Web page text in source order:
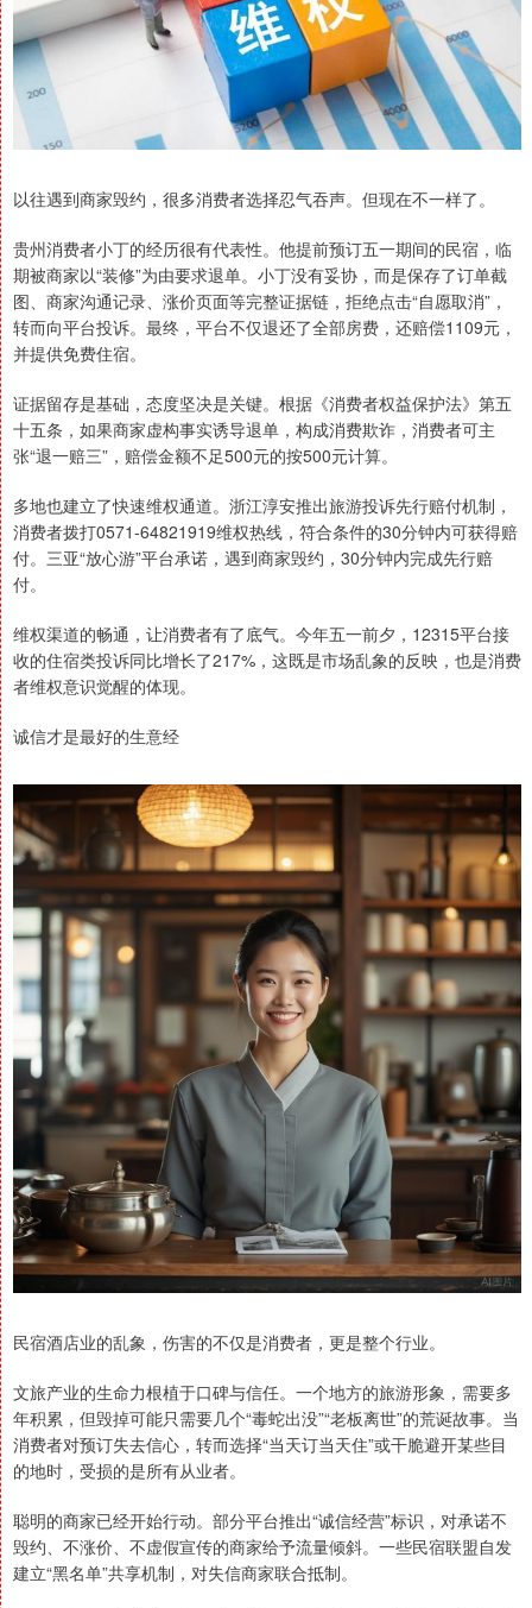
以往遇到商家毁约，很多消费者选择忍气吞声。但现在不一样了。
贵州消费者小丁的经历很有代表性。他提前预订五一期间的民宿，临
期被商家以“装修”为由要求退单。小丁没有妥协，而是保存了订单截
图、商家沟通记录、涨价页面等完整证据链，拒绝点击“自愿取消”，
转而向平台投诉。最终，平台不仅退还了全部房费，还赔偿1109元，
并提供免费住宿。
证据留存是基础，态度坚决是关键。根据《消费者权益保护法》第五
十五条，如果商家虚构事实诱导退单，构成消费欺诈，消费者可主
张“退一赔三”，赔偿金额不足500元的按500元计算。
多地也建立了快速维权通道。浙江淳安推出旅游投诉先行赔付机制，
消费者拨打0571-64821919维权热线，符合条件的30分钟内可获得赔
付。三亚“放心游”平台承诺，遇到商家毁约，30分钟内完成先行赔
付。
维权渠道的畅通，让消费者有了底气。今年五一前夕，12315平台接
收的住宿类投诉同比增长了217%，这既是市场乱象的反映，也是消费
者维权意识觉醒的体现。
诚信才是最好的生意经
民宿酒店业的乱象，伤害的不仅是消费者，更是整个行业。
文旅产业的生命力根植于口碑与信任。一个地方的旅游形象，需要多
年积累，但毁掉可能只需要几个“毒蛇出没”“老板离世”的荒诞故事。当
消费者对预订失去信心，转而选择“当天订当天住”或干脆避开某些目
的地时，受损的是所有从业者。
聪明的商家已经开始行动。部分平台推出“诚信经营”标识，对承诺不
毁约、不涨价、不虚假宣传的商家给予流量倾斜。一些民宿联盟自发
建立“黑名单”共享机制，对失信商家联合抵制。